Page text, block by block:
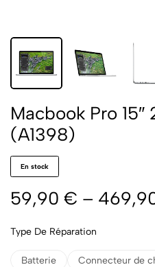
Macbook Pro 15″
(A1398)
En stock
59,90 € –
Type De Réparation
Batterie Connecteur de